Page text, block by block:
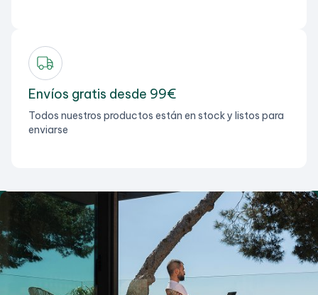
Envíos gratis desde 99€
Todos nuestros productos están en stock y listos para
enviarse